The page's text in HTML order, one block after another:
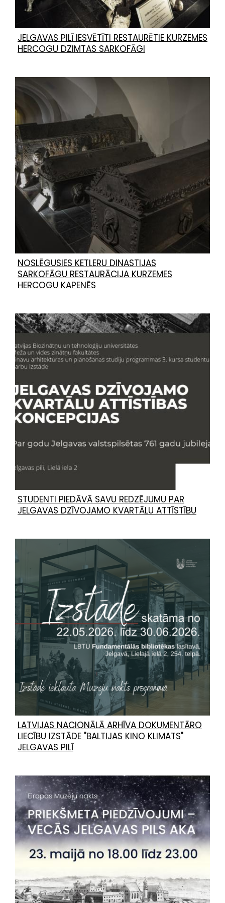
JELGAVAS PILĪ IESVĒTĪTI RESTAURĒTIE KURZEMES
HERCOGU DZIMTAS SARKOFĀGI
NOSLĒGUSIES KETLERU DINASTIJAS
SARKOFĀGU RESTAURĀCIJA KURZEMES
HERCOGU KAPENĒS
STUDENTI PIEDĀVĀ SAVU REDZĒJUMU PAR
JELGAVAS DZĪVOJAMO KVARTĀLU ATTĪSTĪBU
LATVIJAS NACIONĀLĀ ARHĪVA DOKUMENTĀRO
LIECĪBU IZSTĀDE "BALTIJAS KINO KLIMATS"
JELGAVAS PILĪ